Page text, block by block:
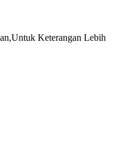
Keterangan Lebih